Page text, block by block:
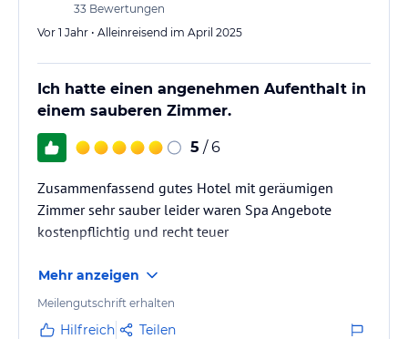
33 Bewertungen
Vor 1 Jahr • Alleinreisend im April 2025
Ich hatte einen angenehmen Aufenthalt in
einem sauberen Zimmer.
5 / 6
Zusammenfassend gutes Hotel mit geräumigen
Zimmer sehr sauber leider waren Spa Angebote
kostenpflichtig und recht teuer
Mehr anzeigen
Meilengutschrift erhalten
Hilfreich Teilen